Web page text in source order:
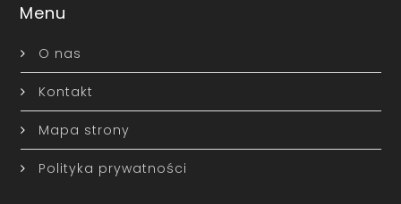
Menu
O nas
Kontakt
Mapa strony
Polityka prywatności